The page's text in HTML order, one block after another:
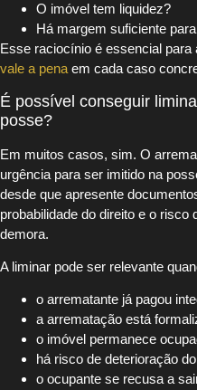
O imóvel tem liquidez?
Há margem suficiente
Esse raciocínio é essencial para
vale a pena em cada caso
É possível conseguir
posse?
Em muitos casos, sim. O
urgência para ser imitido na
desde que apresente
probabilidade do direito e o risco
demora.
A liminar pode ser relevante
o arrematante já pagou
a arrematação está
o imóvel permanece
há risco de deterioração
o ocupante se recusa a